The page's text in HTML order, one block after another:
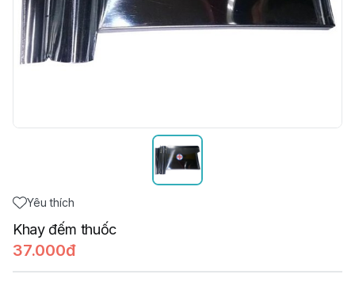
Yêu thích
Khay đếm thuốc
37.000đ